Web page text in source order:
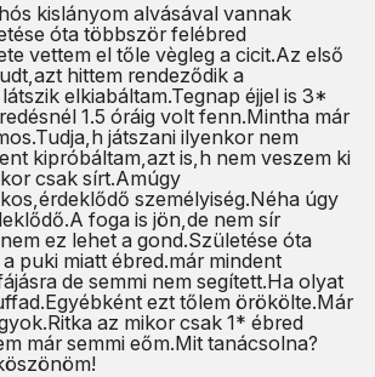
kislányom alvásával vannak
óta többször felébred
vettem el tőle vègleg a cicit.Az első
hittem rendeződik a
elkiabáltam.Tegnap éjjel is 3*
1.5 óráig volt fenn.Mintha már
játszani ilyenkor nem
kipróbáltam,azt is,h nem veszem ki
csak sírt.Amúgy
személyiség.Néha úgy
foga is jön,de nem sír
ez lehet a gond.Születése óta
puki miatt ébred.már mindent
de semmi nem segített.Ha olyat
ezt tőlem örökölte.Már
az mikor csak 1* ébred
már semmi eőm.Mit tanácsolna?